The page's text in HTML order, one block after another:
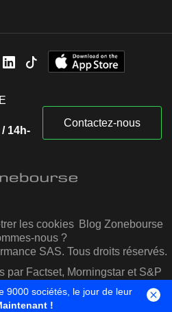
14h-
Contactez-nous
les cookies Blog Zonebourse
nous ?
SAS. Tous droits réservés.
par Factset, Morningstar et S&P
IQ
9000 sociétés, le jour de leur
!